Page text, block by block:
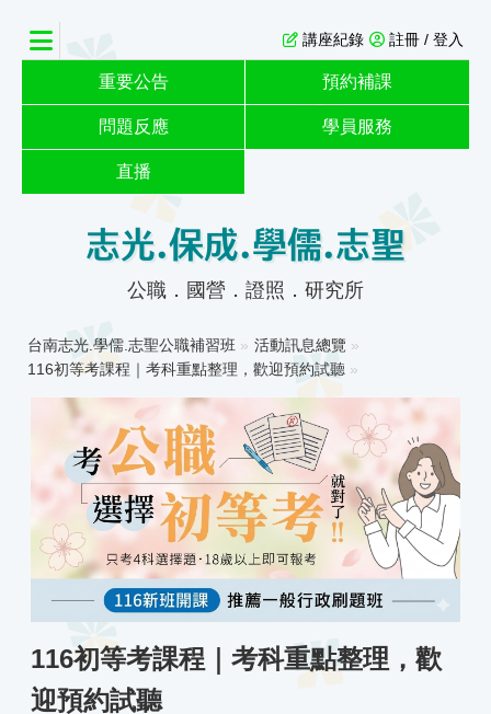
註冊 / 登入
講座紀錄
重要公告 預約補課
問題反應 學員服務
直播
志光.保成.學儒.志聖
公職．國營．證照．研究所
台南志光.學儒.志聖公職補習班 » 活動訊息總覽 »
116初等考課程｜考科重點整理，歡迎預約試聽 »
116初等考課程｜考科重點整理，歡
迎預約試聽